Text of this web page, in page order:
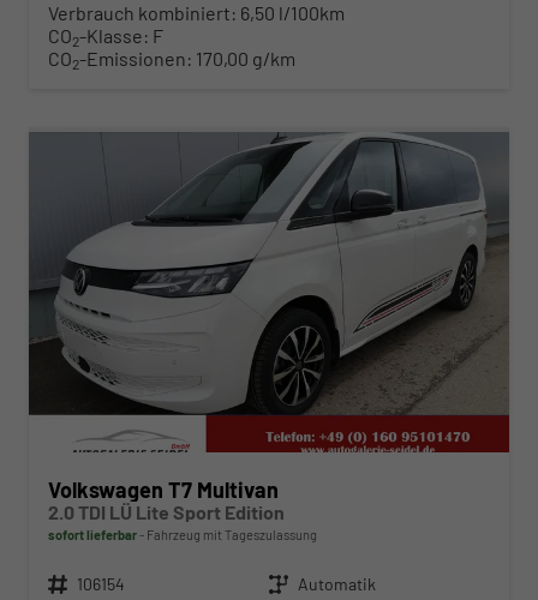
Verbrauch kombiniert: 6,50 l/100km
CO2-Klasse: F
CO2-Emissionen: 170,00 g/km
Volkswagen T7 Multivan
2.0 TDI LÜ Lite Sport Edition
sofort lieferbar Fahrzeug mit Tageszulassung
Fahrzeugnr. 106154 Getriebe Automatik